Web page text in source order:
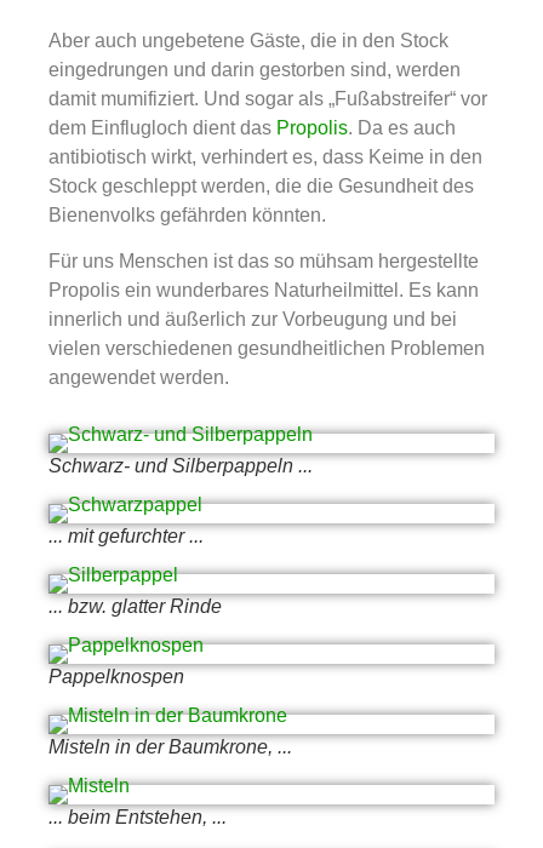
Aber auch ungebetene Gäste, die in den Stock
eingedrungen und darin gestorben sind, werden
damit mumifiziert. Und sogar als „Fußabstreifer“ vor
dem Einflugloch dient das Propolis. Da es auch
antibiotisch wirkt, verhindert es, dass Keime in den
Stock geschleppt werden, die die Gesundheit des
Bienenvolks gefährden könnten.
Für uns Menschen ist das so mühsam hergestellte
Propolis ein wunderbares Naturheilmittel. Es kann
innerlich und äußerlich zur Vorbeugung und bei
vielen verschiedenen gesundheitlichen Problemen
angewendet werden.
Schwarz- und Silberpappeln ...
... mit gefurchter ...
... bzw. glatter Rinde
Pappelknospen
Misteln in der Baumkrone, ...
... beim Entstehen, ...